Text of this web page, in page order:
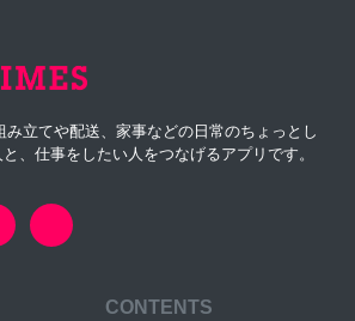
立てや配送、家事などの日常のちょっとし
、仕事をしたい人をつなげるアプリです。
CONTENTS